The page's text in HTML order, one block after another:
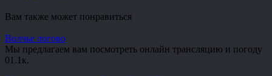
Вам также может понравиться
Волчье логово
Мы предлагаем вам посмотреть онлайн трансляцию и погоду
01.1к.